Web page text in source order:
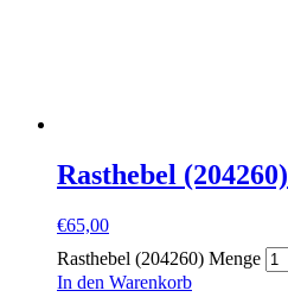
Rasthebel (204260)
€65,00
Rasthebel (204260) Menge
In den Warenkorb